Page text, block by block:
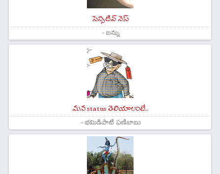
సెన్సిటివ్ నెస్
- బన్ను
మన status తెలియాలంటే..
- భమిడిపాటి ఫణిబాబు